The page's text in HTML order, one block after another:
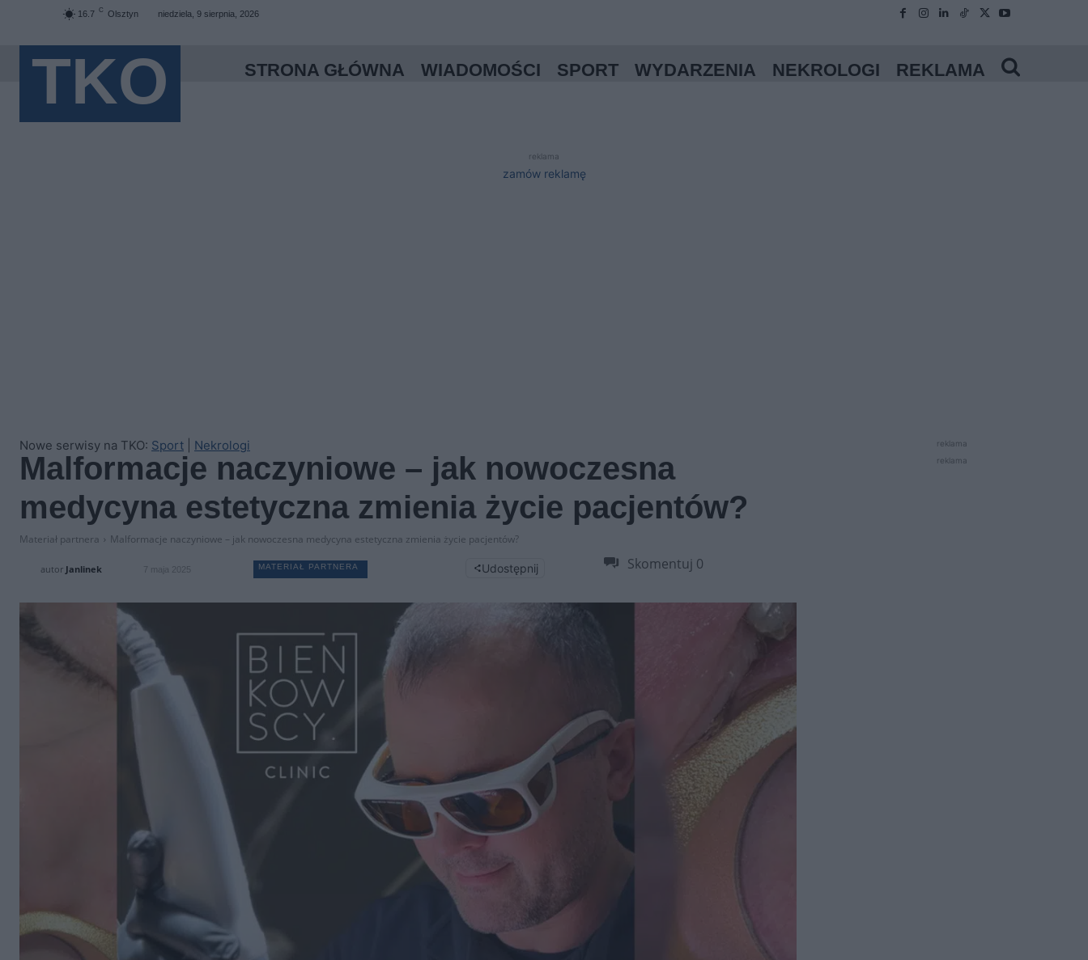
16.7 C Olsztyn niedziela, 9 sierpnia, 2026
TKO STRONA GŁÓWNA WIADOMOŚCI SPORT WYDARZENIA NEKROLOGI REKLAMA
reklama
zamów reklamę
Nowe serwisy na TKO: Sport Nekrologi
Malformacje naczyniowe – jak nowoczesna
medycyna estetyczna zmienia życie pacjentów?
Materiał partnera Malformacje naczyniowe – jak nowoczesna medycyna estetyczna zmienia życie pacjentów?
autor Janlinek 7 maja 2025 MATERIAŁ PARTNERA Udostępnij Skomentuj 0
reklama
reklama